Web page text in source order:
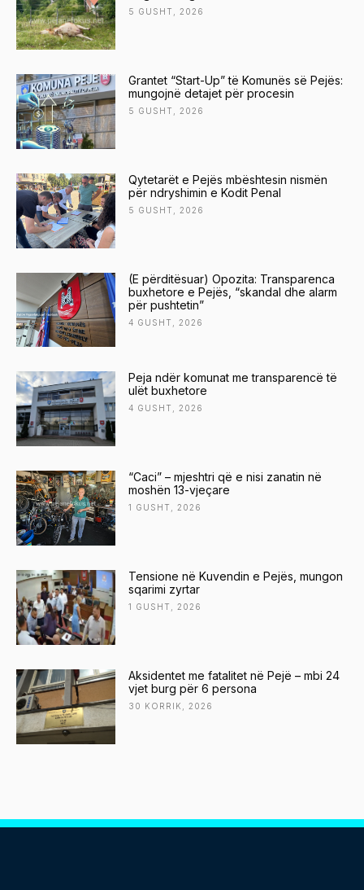
5 GUSHT, 2026
Grantet “Start-Up” të Komunës së Pejës:
mungojnë detajet për procesin
5 GUSHT, 2026
Qytetarët e Pejës mbështesin nismën
për ndryshimin e Kodit Penal
5 GUSHT, 2026
(E përditësuar) Opozita: Transparenca
buxhetore e Pejës, “skandal dhe alarm
për pushtetin”
4 GUSHT, 2026
Peja ndër komunat me transparencë të
ulët buxhetore
4 GUSHT, 2026
“Caci” – mjeshtri që e nisi zanatin në
moshën 13-vjeçare
1 GUSHT, 2026
Tensione në Kuvendin e Pejës, mungon
sqarimi zyrtar
1 GUSHT, 2026
Aksidentet me fatalitet në Pejë – mbi 24
vjet burg për 6 persona
30 KORRIK, 2026